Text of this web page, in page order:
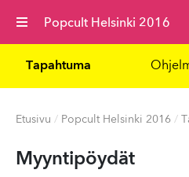
Valikko Popcult Helsinki 2016
Tapahtuma
Etusivu / Popcult Helsinki 2016 /
Myyn­tipöy­dät